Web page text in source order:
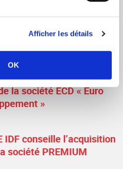
Afficher les détails
OK
IDF conseille la cession
IDF / NORMANDIE
la société ECD « Euro
»
IDF conseille l’acquisition
société PREMIUM